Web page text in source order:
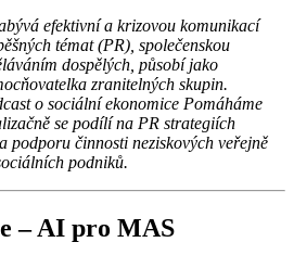
efektivní a krizovou komunikací
témat (PR), společenskou
dospělých, působí jako
zranitelných skupin.
o sociální ekonomice Pomáháme
se podílí na PR strategiích
podporu činnosti neziskových veřejně
podniků.
– AI pro MAS